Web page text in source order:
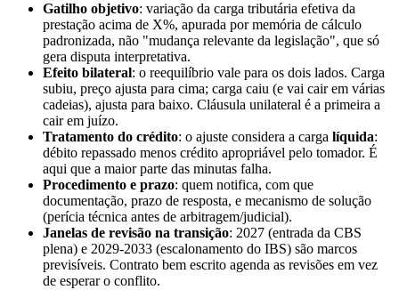
Gatilho objetivo: variação da carga tributária efetiva da
prestação acima de X%, apurada por memória de cálculo
padronizada, não "mudança relevante da legislação", que só
gera disputa interpretativa.
Efeito bilateral: o reequilíbrio vale para os dois lados. Carga
subiu, preço ajusta para cima; carga caiu (e vai cair em várias
cadeias), ajusta para baixo. Cláusula unilateral é a primeira a
cair em juízo.
Tratamento do crédito: o ajuste considera a carga líquida:
débito repassado menos crédito apropriável pelo tomador. É
aqui que a maior parte das minutas falha.
Procedimento e prazo: quem notifica, com que
documentação, prazo de resposta, e mecanismo de solução
(perícia técnica antes de arbitragem/judicial).
Janelas de revisão na transição: 2027 (entrada da CBS
plena) e 2029-2033 (escalonamento do IBS) são marcos
previsíveis. Contrato bem escrito agenda as revisões em vez
de esperar o conflito.